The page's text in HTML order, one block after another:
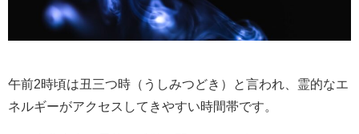
午前2時頃は丑三つ時（うしみつどき）と言われ、霊的なエ
ネルギーがアクセスしてきやすい時間帯です。